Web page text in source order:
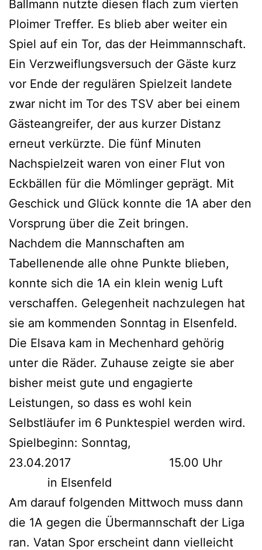
Ballmann nutzte diesen flach zum vierten
Ploimer Treffer. Es blieb aber weiter ein
Spiel auf ein Tor, das der Heimmannschaft.
Ein Verzweiflungsversuch der Gäste kurz
vor Ende der regulären Spielzeit landete
zwar nicht im Tor des TSV aber bei einem
Gästeangreifer, der aus kurzer Distanz
erneut verkürzte. Die fünf Minuten
Nachspielzeit waren von einer Flut von
Eckbällen für die Mömlinger geprägt. Mit
Geschick und Glück konnte die 1A aber den
Vorsprung über die Zeit bringen.
Nachdem die Mannschaften am
Tabellenende alle ohne Punkte blieben,
konnte sich die 1A ein klein wenig Luft
verschaffen. Gelegenheit nachzulegen hat
sie am kommenden Sonntag in Elsenfeld.
Die Elsava kam in Mechenhard gehörig
unter die Räder. Zuhause zeigte sie aber
bisher meist gute und engagierte
Leistungen, so dass es wohl kein
Selbstläufer im 6 Punktespiel werden wird.
Spielbeginn: Sonntag,
23.04.2017 15.00 Uhr
in Elsenfeld
Am darauf folgenden Mittwoch muss dann
die 1A gegen die Übermannschaft der Liga
ran. Vatan Spor erscheint dann vielleicht